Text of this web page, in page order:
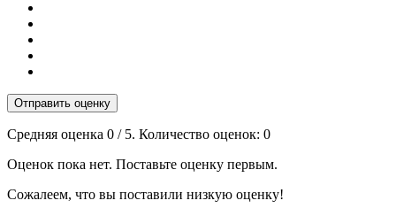
Отправить оценку
Средняя оценка 0 / 5. Количество оценок: 0
Оценок пока нет. Поставьте оценку первым.
Сожалеем, что вы поставили низкую оценку!